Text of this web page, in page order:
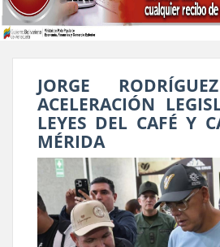
JORGE
ACELERACIÓN
LEYES DEL CAFÉ Y
MÉRIDA